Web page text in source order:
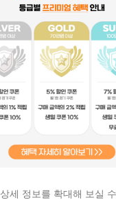
상세 정보를 확대해 보실